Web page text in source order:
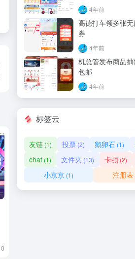
0
4年前
高德打车领多张
券
4年前
机总管发布商品
包邮
4年前
标签云
友链 (1) 投票(2) 鹅卵石 (1)
chat (1) 文件夹 (13) 卡顿 (2)
小京京 (1) 注册表